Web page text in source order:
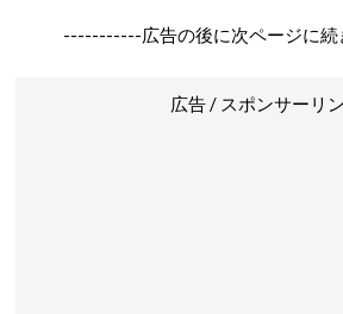
-----------広告の後に次ページに
広告 / スポンサーリ